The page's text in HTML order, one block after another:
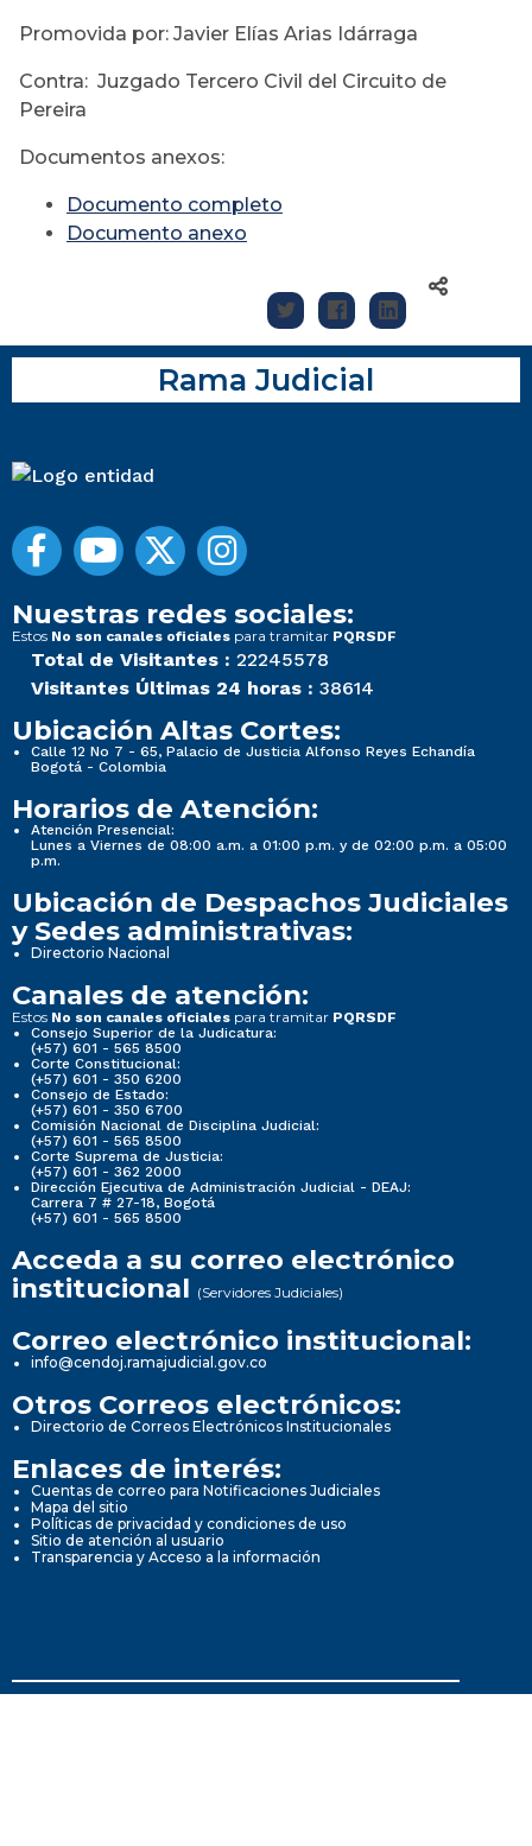
Promovida por: Javier Elías Arias Idárraga
Contra: Juzgado Tercero Civil del Circuito de
Pereira
Documentos anexos:
Documento completo
Documento anexo
Rama Judicial
Nuestras redes sociales:
Estos No son canales oficiales para tramitar PQRSDF
Total de Visitantes : 22245578
Visitantes Últimas 24 horas : 38614
Ubicación Altas Cortes:
Calle 12 No 7 - 65, Palacio de Justicia Alfonso Reyes Echandía
Bogotá - Colombia
Horarios de Atención:
Atención Presencial:
Lunes a Viernes de 08:00 a.m. a 01:00 p.m. y de 02:00 p.m. a 05:00
p.m.
Ubicación de Despachos Judiciales
y Sedes administrativas:
Directorio Nacional
Canales de atención:
Estos No son canales oficiales para tramitar PQRSDF
Consejo Superior de la Judicatura:
(+57) 601 - 565 8500
Corte Constitucional:
(+57) 601 - 350 6200
Consejo de Estado:
(+57) 601 - 350 6700
Comisión Nacional de Disciplina Judicial:
(+57) 601 - 565 8500
Corte Suprema de Justicia:
(+57) 601 - 362 2000
Dirección Ejecutiva de Administración Judicial - DEAJ:
Carrera 7 # 27-18, Bogotá
(+57) 601 - 565 8500
Acceda a su correo electrónico
institucional (Servidores Judiciales)
Correo electrónico institucional:
info@cendoj.ramajudicial.gov.co
Otros Correos electrónicos:
Directorio de Correos Electrónicos Institucionales
Enlaces de interés:
Cuentas de correo para Notificaciones Judiciales
Mapa del sitio
Políticas de privacidad y condiciones de uso
Sitio de atención al usuario
Transparencia y Acceso a la información